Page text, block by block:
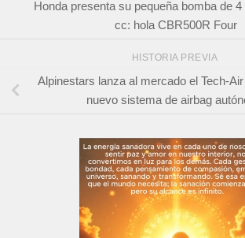
Honda presenta su pequeña bomba de
cc: hola CBR500R Four
HISTORIA PREVIA
Alpinestars lanza al mercado el Tech-
nuevo sistema de airbag